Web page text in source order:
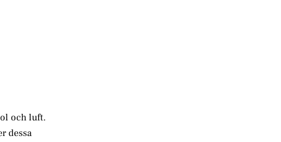
och luft.
dessa